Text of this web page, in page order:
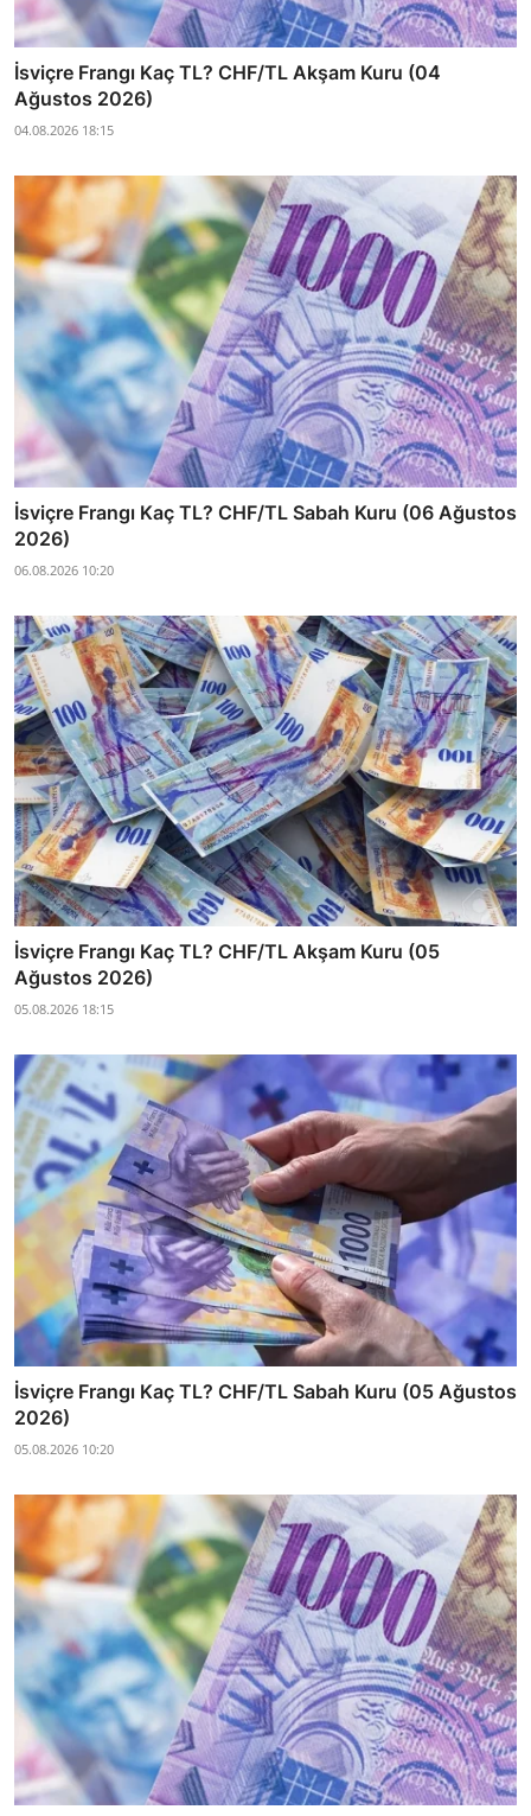
İsviçre Frangı Kaç TL? CHF/TL Akşam Kuru (04
Ağustos 2026)
04.08.2026 18:15
İsviçre Frangı Kaç TL? CHF/TL Sabah Kuru (06 Ağustos
2026)
06.08.2026 10:20
İsviçre Frangı Kaç TL? CHF/TL Akşam Kuru (05
Ağustos 2026)
05.08.2026 18:15
İsviçre Frangı Kaç TL? CHF/TL Sabah Kuru (05 Ağustos
2026)
05.08.2026 10:20